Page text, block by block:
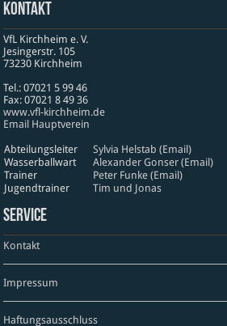
Kontakt
VfL Kirchheim e. V.
Jesinger­str. 105
73230 Kirch­heim
Tel.: 07021 5 99 46
Fax: 07021 8 49 36
www​.vfl​-kirch​heim​.de
Email Hauptverein
Abteilungsleiter
Sylvia Helstab (Email)
Wasserballwart
Alexander Gonser (Email)
Trainer
Peter Funke (Email)
Jugendtrainer
Tim und Jonas
Service
Kontakt
Impressum
Haftungsausschluss